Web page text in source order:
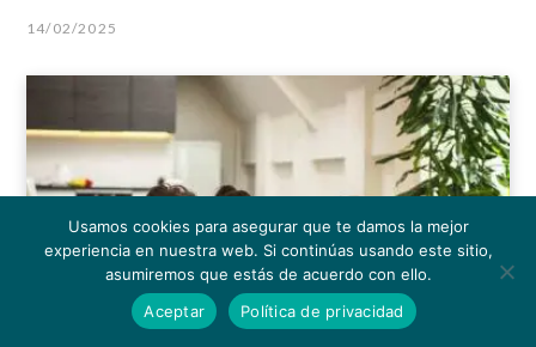
14/02/2025
Usamos cookies para asegurar que te damos la mejor
experiencia en nuestra web. Si continúas usando este sitio,
asumiremos que estás de acuerdo con ello.
Aceptar
Política de privacidad